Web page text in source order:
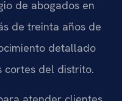
de abogados en
de treinta años de
detallado
cortes del distrito.